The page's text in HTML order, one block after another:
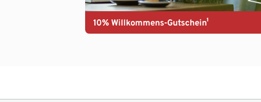
10% Willkommens-Gutschein¹